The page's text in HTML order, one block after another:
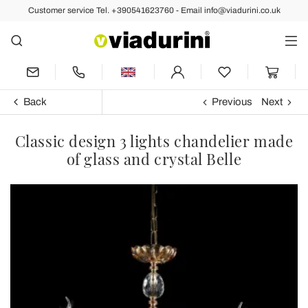
Customer service Tel. +390541623760 - Email info@viadurini.co.uk
Back Previous Next
Classic design 3 lights chandelier made
of glass and crystal Belle